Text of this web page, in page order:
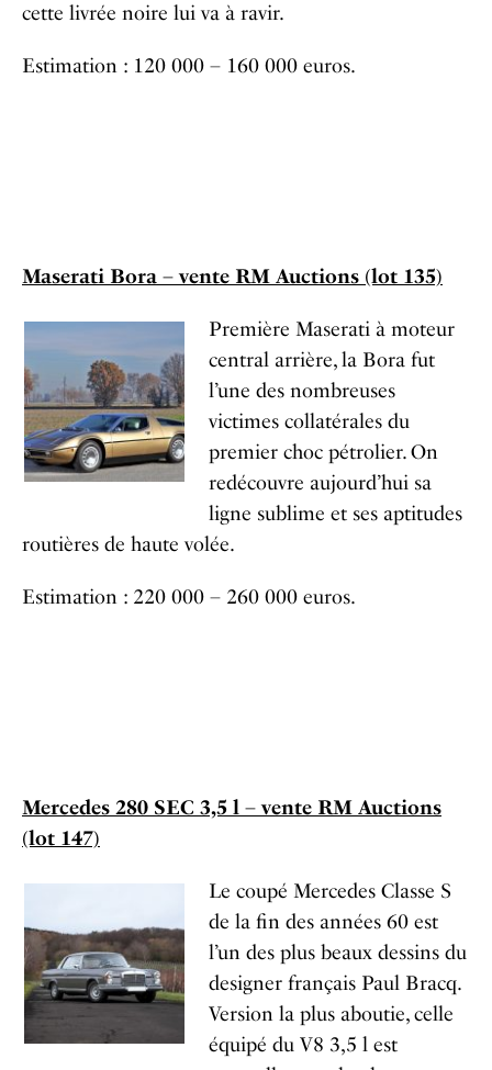
cette livrée noire lui va à ravir.
Estimation : 120 000 – 160 000 euros.
Maserati Bora – vente RM Auctions (lot 135)
Première Maserati à moteur
central arrière, la Bora fut
l’une des nombreuses
victimes collatérales du
premier choc pétrolier. On
redécouvre aujourd’hui sa
ligne sublime et ses aptitudes
routières de haute volée.
Estimation : 220 000 – 260 000 euros.
Mercedes 280 SEC 3,5 l – vente RM Auctions
(lot 147)
Le coupé Mercedes Classe S
de la fin des années 60 est
l’un des plus beaux dessins du
designer français Paul Bracq.
Version la plus aboutie, celle
équipé du V8 3,5 l est